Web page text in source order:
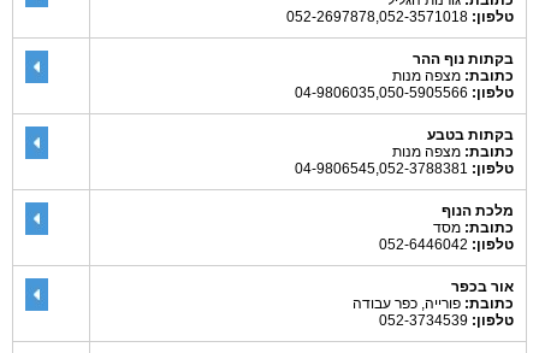
טלפון:
בקתות נוף ההר
כתובת: מצפה מנות
טלפון:
בקתות בטבע
כתובת: מצפה מנות
טלפון:
מלכת הנוף
כתובת: מסד
טלפון:
אור בכפר
כתובת: פורייה, כפר עבודה
טלפון: